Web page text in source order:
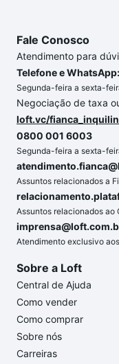
Fale Conosco
Atendimento para
Telefone e
Segunda-feira a sexta-
Negociação de taxa
loft.vc/
0800 001 6003
Segunda-feira a sexta-
Assuntos relacionados a
Assuntos relacionados ao
Atendimento exclusivo
Sobre a Loft
Central de Ajuda
Como vender
Como comprar
Sobre nós
Carreiras